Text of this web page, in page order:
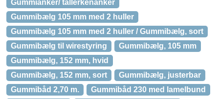
Gummianker/ tallerkenanker
Gummibælg 105 mm med 2 huller
Gummibælg 105 mm med 2 huller / Gummibælg, sort
Gummibælg til wirestyring
Gummibælg, 105 mm
Gummibælg, 152 mm, hvid
Gummibælg, 152 mm, sort
Gummibælg, justerbar
Gummibåd 2,70 m.
Gummibåd 230 med lamelbund